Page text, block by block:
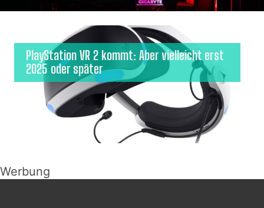
PlayStation VR 2 kommt: Aber vielleicht erst
2025 oder später
Werbung